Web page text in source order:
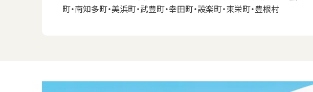
町・南知多町・美浜町・武豊町・幸田町・設楽町・東栄町・豊根村